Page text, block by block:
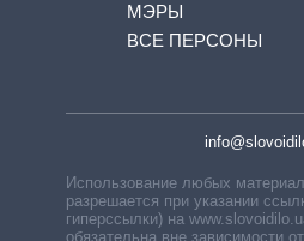
МЭРЫ
ВСЕ ПЕРСОНЫ
Использование любых
разрешается при указании
гиперссылки) на
обязательна вне зависимости